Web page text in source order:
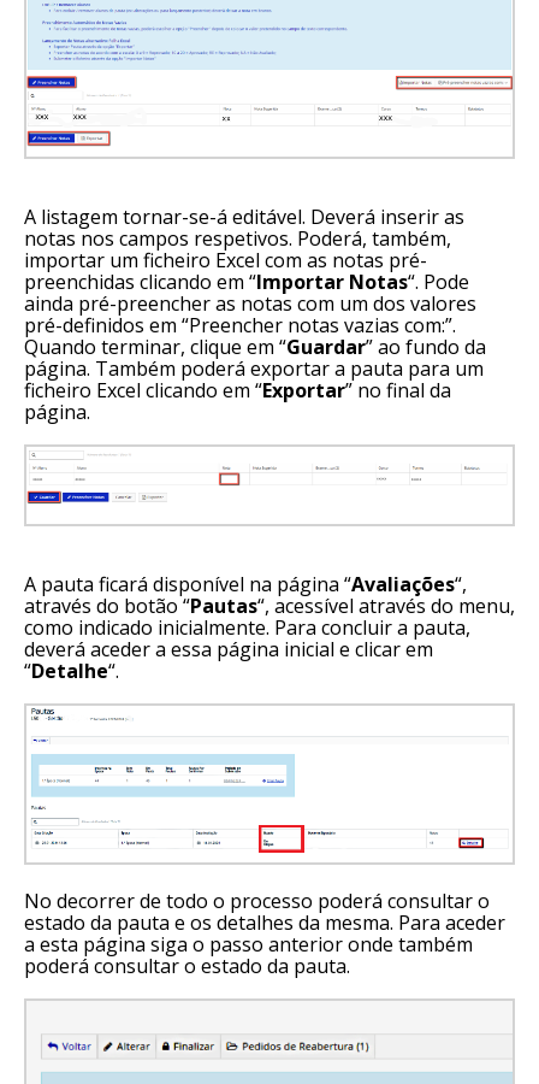
A listagem tornar-se-á editável. Deverá inserir as
notas nos campos respetivos. Poderá, também,
importar um ficheiro Excel com as notas pré-
preenchidas clicando em “Importar Notas“. Pode
ainda pré-preencher as notas com um dos valores
pré-definidos em “Preencher notas vazias com:”.
Quando terminar, clique em “Guardar” ao fundo da
página. Também poderá exportar a pauta para um
ficheiro Excel clicando em “Exportar” no final da
página.
A pauta ficará disponível na página “Avaliações“,
através do botão “Pautas“, acessível através do menu,
como indicado inicialmente. Para concluir a pauta,
deverá aceder a essa página inicial e clicar em
“Detalhe“.
No decorrer de todo o processo poderá consultar o
estado da pauta e os detalhes da mesma. Para aceder
a esta página siga o passo anterior onde também
poderá consultar o estado da pauta.